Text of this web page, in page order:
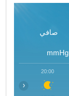
صافي
mmHg
20:00
‹